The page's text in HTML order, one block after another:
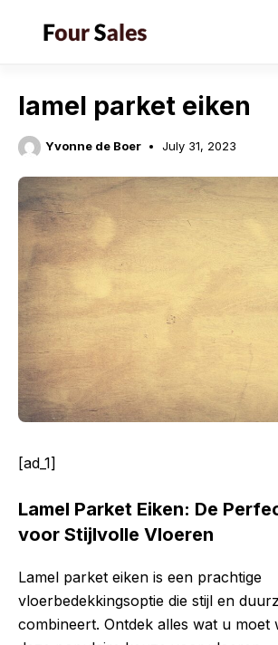
lamel parket eiken
Yvonne de Boer July 31, 2023
[ad_1]
Lamel Parket Eiken: De
voor Stijlvolle Vloeren
Lamel parket eiken is een prachtige
vloerbedekkingsoptie die stijl en
combineert. Ontdek alles wat u moet